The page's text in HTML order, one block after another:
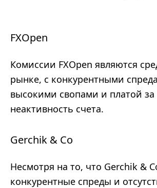
FXOpen
Комиссии FXOpen являются
рынке, с конкурентными
высокими свопами и платой за
неактивность счета.
Gerchik & Co
Несмотря на то, что Gerchik &
конкурентные спреды и